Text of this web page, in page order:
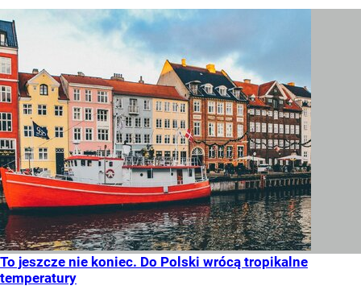
To jeszcze nie koniec. Do Polski wrócą tropikalne
temperatury